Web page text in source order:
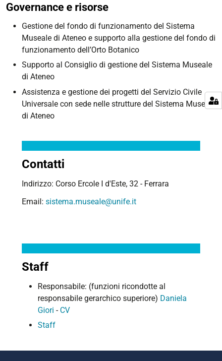
Governance e risorse
Gestione del fondo di funzionamento del Sistema
Museale di Ateneo e supporto alla gestione del fondo di
funzionamento dell’Orto Botanico
Supporto al Consiglio di gestione del Sistema Museale
di Ateneo
Assistenza e gestione dei progetti del Servizio Civile
Universale con sede nelle strutture del Sistema Museale
di Ateneo
Contatti
Indirizzo: Corso Ercole I d'Este, 32 - Ferrara
Email: sistema.museale@unife.it
Staff
Responsabile: (funzioni ricondotte al
responsabile gerarchico superiore) Daniela
Giori - CV
Staff